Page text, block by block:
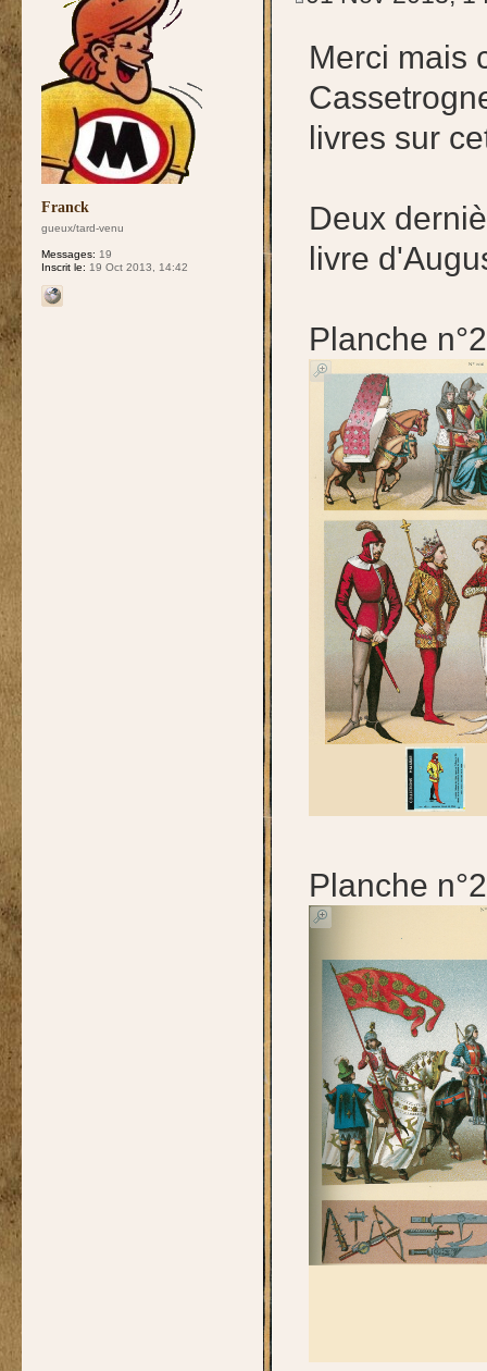
Franck
gueux/tard-venu
Messages: 19
Inscrit le: 19 Oct 2013, 14:42
Merci mais
livres sur
Deux
livre
Planche
Planche